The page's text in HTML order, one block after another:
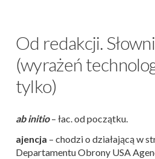
Od redakcji.
(wyrażeń
tylko)
ab initio– łac. od początku.
ajencja – chodzi o działającą w
Departamentu Obrony USA